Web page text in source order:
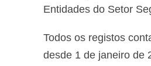
Entidades do Setor
Todos os registos
desde 1 de janeiro de